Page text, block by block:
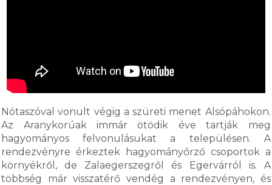
Nótaszóval vonult végig a szüreti menet Alsópáhokon.
Az Aranykorúak immár ötödik éve tartják meg
hagyományos felvonulásukat a településen. A
rendezvényre érkeztek hagyományőrző csoportok a
környékről, de Zalaegerszegről és Egervárról is. A
többség már visszatérő vendég a rendezvényen, és